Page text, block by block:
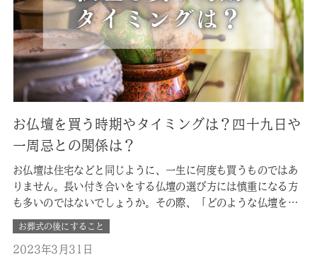
お仏壇を買う時期やタイミングは？四十九日や
一周忌との関係は？
お仏壇は住宅などと同じように、一生に何度も買うものではあ
りません。長い付き合いをする仏壇の選び方には慎重になる方
も多いのではないでしょうか。その際、「どのような仏壇を選
ぶべきなのか？」、「どこに置けば良いのか？」、「いつまで
に準備しなければならないのか？」などの様々な疑問に直面
し、悩まれる方も多くいらっしゃいます。 今回は、多くの方が
2023年3月31日
お葬式の後にすること